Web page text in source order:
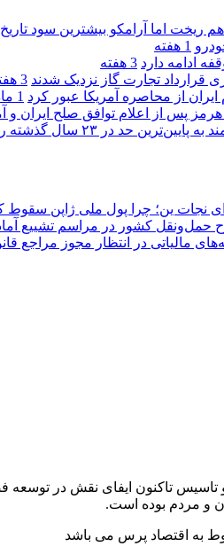
هم ریخت اما آرامکو بیشترین سود
1 هفته
ادامه دارد 3 هفته
قرارداد تجارت گاز نزدیک شدند 3 هفته
1 ماه
پس از اعلام توافق صلح ایران و
حد در ۲۳ سال گذشته رسید
نجات ین؛ چرا پول ملی ژاپن سقوط
حمل‌ونقل کشور در مراسم تشییع
مالیاتی در انتظار مجوز مراجع
تاسیس تاکنون ایفای نقش در
و مردم بوده است.
به اقتصاد پرس می باشد